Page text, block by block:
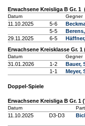
Erwachsene Kreisliga B Gr. 1
Datum Gegner
11.10.2025 5-6
5-5
29.11.2025
6-5
Erwachsene Kreisklasse Gr. 1
Datum Gegner
31.01.2026 1-2 Bauer,
1-1
Meyer,
Doppel-Spiele
Erwachsene Kreisliga B Gr. 1
Datum
11.10.2025 D3-D3